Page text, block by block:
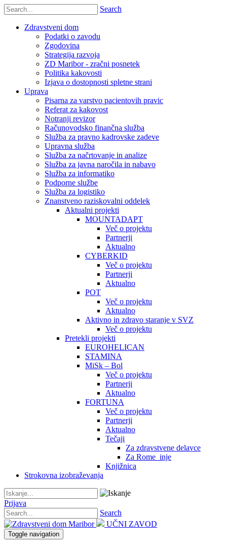
Search
Zdravstveni dom
Podatki o zavodu
Zgodovina
Strategija razvoja
ZD Maribor - zračni posnetek
Politika kakovosti
Izjava o dostopnosti spletne strani
Uprava
Pisarna za varstvo pacientovih pravic
Referat za kakovost
Notranji revizor
Računovodsko finančna služba
Služba za pravno kadrovske zadeve
Upravna služba
Služba za načrtovanje in analize
Služba za javna naročila in nabavo
Služba za informatiko
Podporne službe
Služba za logistiko
Znanstveno raziskovalni oddelek
Aktualni projekti
MOUNTADAPT
Več o projektu
Partnerji
Aktualno
CYBERKID
Več o projektu
Partnerji
Aktualno
POT
Več o projektu
Aktualno
Aktivno in zdravo staranje v SVZ
Več o projektu
Pretekli projekti
EUROHELICAN
STAMINA
MiSk – Bol
Več o projektu
Partnerji
Aktualno
FORTUNA
Več o projektu
Partnerji
Aktualno
Tečaji
Za zdravstvene delavce
Za Rome_inje
Knjižnica
Strokovna izobraževanja
Prijava
Search
UČNI ZAVOD
Toggle navigation